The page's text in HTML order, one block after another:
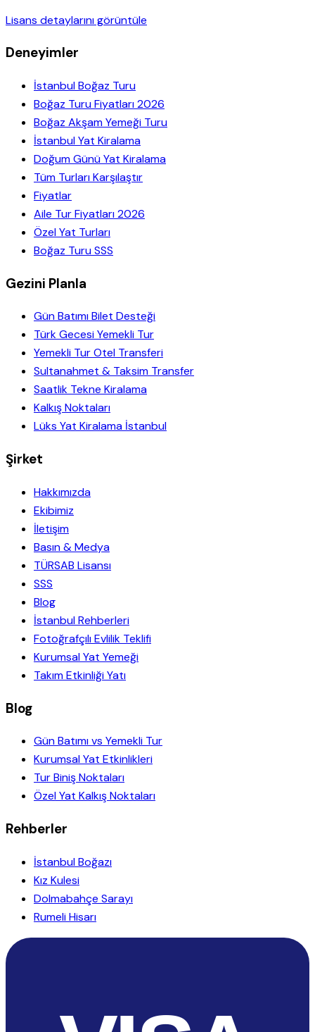
Lisans detaylarını görüntüle
Deneyimler
İstanbul Boğaz Turu
Boğaz Turu Fiyatları 2026
Boğaz Akşam Yemeği Turu
İstanbul Yat Kiralama
Doğum Günü Yat Kiralama
Tüm Turları Karşılaştır
Fiyatlar
Aile Tur Fiyatları 2026
Özel Yat Turları
Boğaz Turu SSS
Gezini Planla
Gün Batımı Bilet Desteği
Türk Gecesi Yemekli Tur
Yemekli Tur Otel Transferi
Sultanahmet & Taksim Transfer
Saatlik Tekne Kiralama
Kalkış Noktaları
Lüks Yat Kiralama İstanbul
Şirket
Hakkımızda
Ekibimiz
İletişim
Basın & Medya
TÜRSAB Lisansı
SSS
Blog
İstanbul Rehberleri
Fotoğrafçılı Evlilik Teklifi
Kurumsal Yat Yemeği
Takım Etkinliği Yatı
Blog
Gün Batımı vs Yemekli Tur
Kurumsal Yat Etkinlikleri
Tur Biniş Noktaları
Özel Yat Kalkış Noktaları
Rehberler
İstanbul Boğazı
Kız Kulesi
Dolmabahçe Sarayı
Rumeli Hisarı